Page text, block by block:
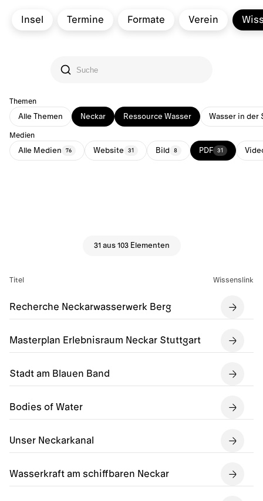
Insel Termine Formate Verein
Themen
Alle Themen Neckar Ressource Wasser Wasser in der
Medien
Alle Medien 76 Website 31 Bild 8 PDF 31
31 aus 103 Elementen
Titel Wissenslink
Recherche Neckarwasserwerk Berg
Masterplan Erlebnisraum Neckar Stuttgart
Stadt am Blauen Band
Bodies of Water
Unser Neckarkanal
Wasserkraft am schiffbaren Neckar